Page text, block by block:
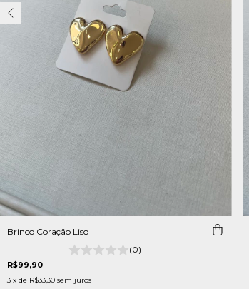
Brinco Coração Liso
(0)
R$99,90
3 x de R$33,30 sem juros